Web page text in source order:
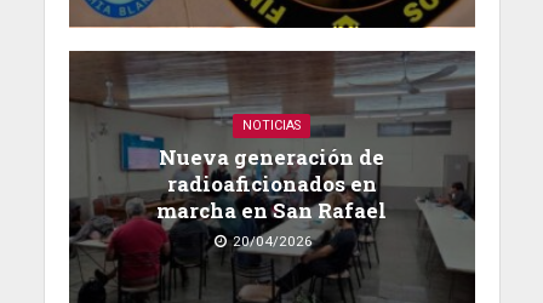
NOTICIAS
Nueva generación de
radioaficionados en
marcha en San Rafael
20/04/2026